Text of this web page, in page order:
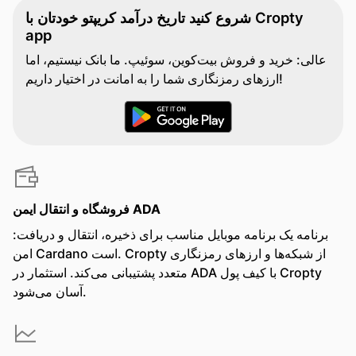
شروع کنید تاریخ درآمد کریپتو خودتان با Cropty
app
عالی: خرید و فروش بیت‌کوین، سوئیپ. ما بانک نیستیم، اما
ارزهای رمزنگاری شما را به امانت در اختیار داریم!
فروشگاه و انتقال ایمن ADA
:برنامه یک برنامه موبایل مناسب برای ذخیره، انتقال و دریافت
امن Cardano است. Cropty از شبکه‌ها و ارزهای رمزنگاری
متعدد پشتیبانی می‌کند. استثمار در ADA با کیف پول Cropty
آسان می‌شود.